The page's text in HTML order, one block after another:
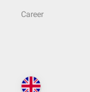
Career